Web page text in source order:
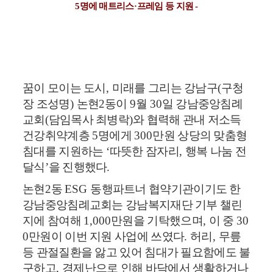
5명에 매트리스·프레임 등 지원-
꿈이 모이는 도시 , 미래를 그리는 강남구(구청
장 조성명) 논현2동이9월 30일 강남중앙침례
교회 (담임목사 최병락)와 협력해 관내 저소득
건강취약계층 5명에게 300만원 상당의 맞춤형
침대를 지원하는 ‘따뜻한 잠자리 , 행복 나눔 전
달식’을 진행했다.
논현 2동ESG 동행파트너 협약기관이기도 한
강남중앙침례교회는 강남복지재단 기부 챌린
지에 참여해 1,000만원을 기탁했으며, 이 중 30
0만원이 이번 지원 사업에 쓰였다. 허리 , 무릎
등 관절질환을 앓고 있어 침대가 필요함에도 불
구하고, 경제난으로 인해 바닥에서 생활하거나